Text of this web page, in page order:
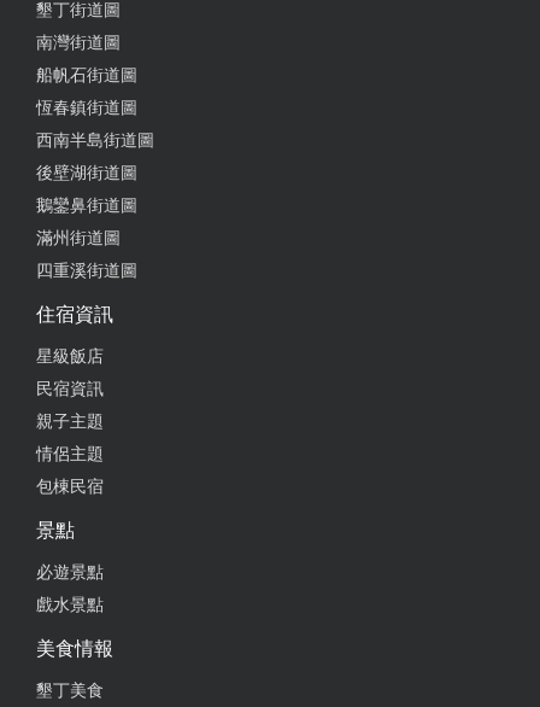
墾丁街道圖
南灣街道圖
船帆石街道圖
恆春鎮街道圖
西南半島街道圖
後壁湖街道圖
鵝鑾鼻街道圖
滿州街道圖
四重溪街道圖
住宿資訊
星級飯店
民宿資訊
親子主題
情侶主題
包棟民宿
景點
必遊景點
戲水景點
美食情報
墾丁美食